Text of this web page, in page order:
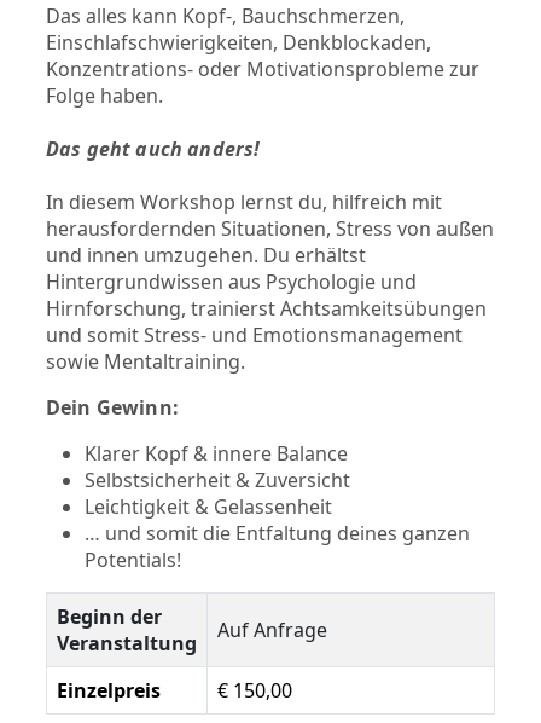
Das alles kann Kopf-, Bauchschmerzen,
Einschlafschwierigkeiten, Denkblockaden,
Konzentrations- oder Motivationsprobleme zur
Folge haben.
Das geht auch anders!
In diesem Workshop lernst du, hilfreich mit
herausfordernden Situationen, Stress von außen
und innen umzugehen. Du erhältst
Hintergrundwissen aus Psychologie und
Hirnforschung, trainierst Achtsamkeitsübungen
und somit Stress- und Emotionsmanagement
sowie Mentaltraining.
Dein Gewinn:
Klarer Kopf & innere Balance
Selbstsicherheit & Zuversicht
Leichtigkeit & Gelassenheit
… und somit die Entfaltung deines ganzen
Potentials!
Beginn der
Veranstaltung
Auf Anfrage
Einzelpreis € 150,00